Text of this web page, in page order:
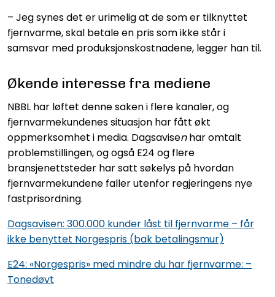
– Jeg synes det er urimelig at de som er tilknyttet
fjernvarme, skal betale en pris som ikke står i
samsvar med produksjonskostnadene, legger han til.
Økende interesse fra mediene
NBBL har løftet denne saken i flere kanaler, og
fjernvarmekundenes situasjon har fått økt
oppmerksomhet i media. Dagsavisenhar omtalt
problemstillingen, og også E24 og flere
bransjenettsteder har satt søkelys på hvordan
fjernvarmekundene faller utenfor regjeringens nye
fastprisordning.
Dagsavisen: 300.000 kunder låst til fjernvarme – får
ikke benyttet Norgespris (bak betalingsmur)
E24: «Norgespris» med mindre du har fjernvarme: –
Tonedøvt